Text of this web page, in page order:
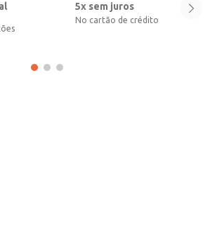
5x sem juros
No cartão de crédito